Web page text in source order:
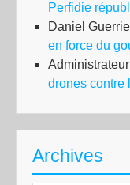
Perfidie
Daniel
en force du
Administrateur
drones contre
Archives